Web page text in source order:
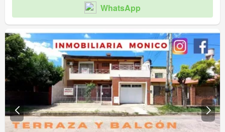
WhatsApp